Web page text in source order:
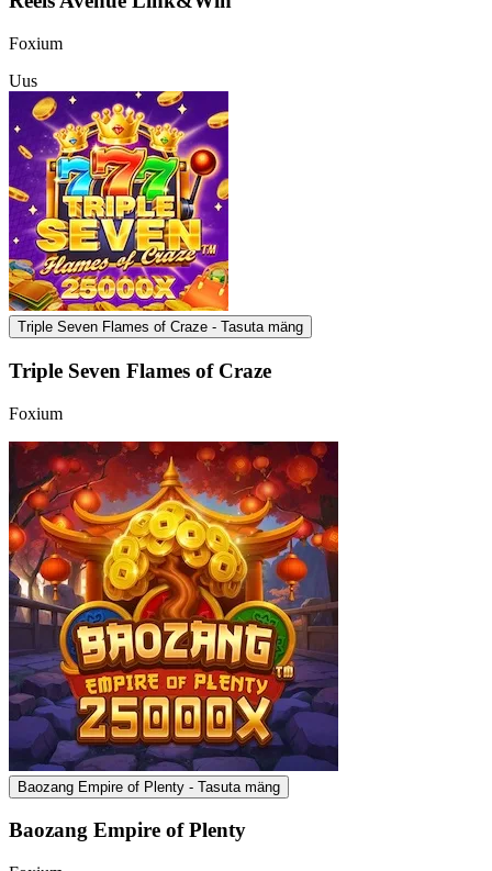
Foxium
Uus
Triple Seven Flames of Craze - Tasuta mäng
Triple Seven Flames of Craze
Foxium
Baozang Empire of Plenty - Tasuta mäng
Baozang Empire of Plenty